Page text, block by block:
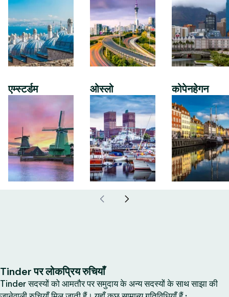
एम्स्टर्डम ओस्लो कोपेनहेगन
Tinder पर लोकप्रिय रुचियाँ
Tinder सदस्यों को आमतौर पर समुदाय के अन्य सदस्यों के साथ साझा की